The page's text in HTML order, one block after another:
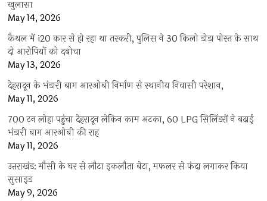
खुलासा
May 14, 2026
कैथल में i20 कार से हो रहा था तस्करी, पुलिस ने 30 किलो डोडा पोस्त के साथ
दो आरोपियों को दबोचा
May 13, 2026
देहरादून के भंडारी बाग आरओबी निर्माण से स्थानीय निवासी परेशान,
May 11, 2026
700 टन लोहा पहुंचा देहरादून लेकिन काम अटका, 60 LPG सिलिंडरों ने बढ़ाई
भंडारी बाग आरओबी की राह
May 11, 2026
उत्तराखंड: मौसी के घर से लौटा इकलौता बेटा, मफलर से फंदा लगाकर किया
सुसाइड
May 9, 2026